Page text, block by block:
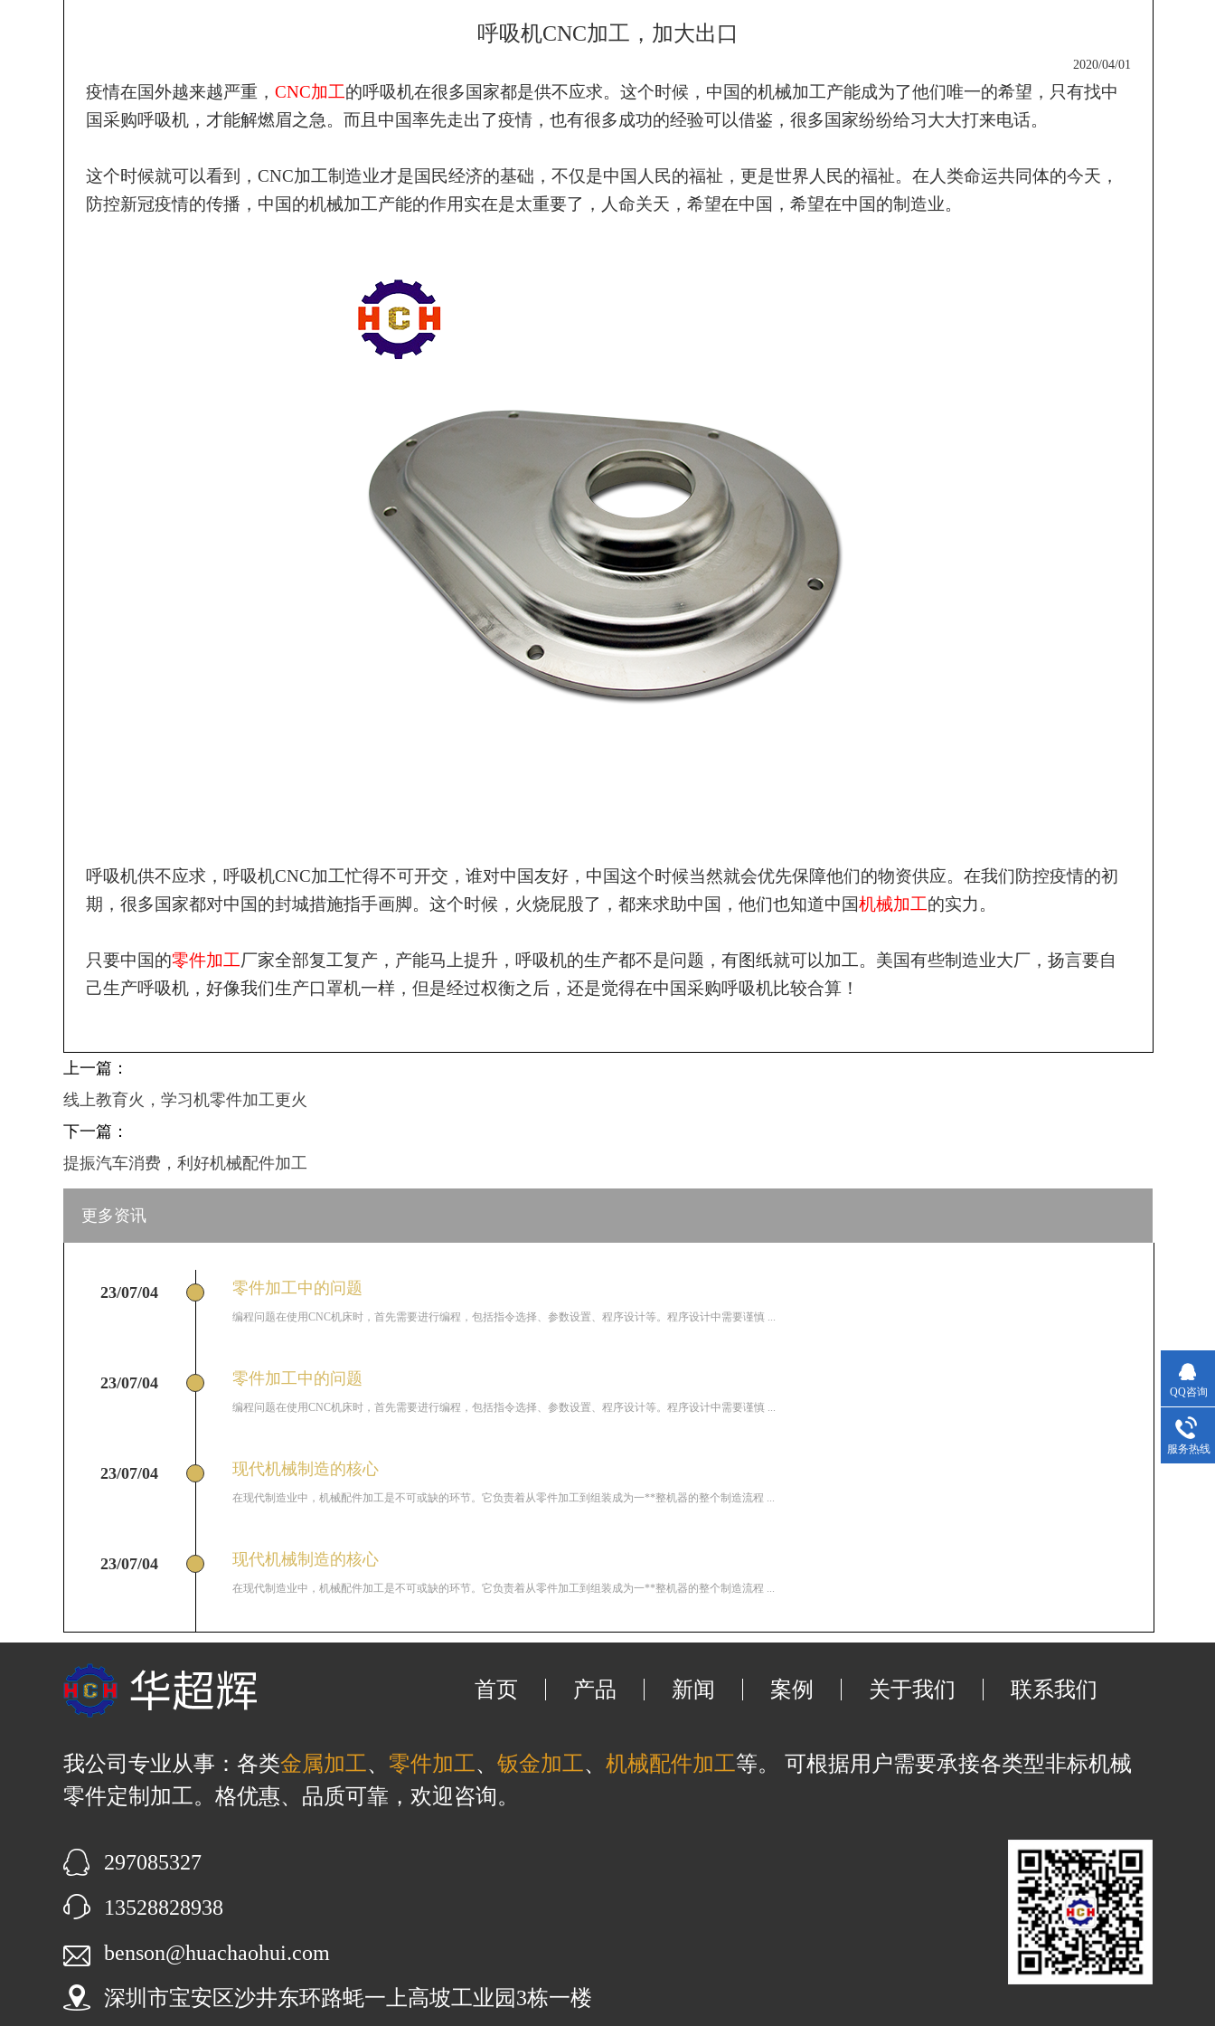
呼吸机CNC加工，加大出口
2020/04/01
疫情在国外越来越严重， CNC加工的呼吸机在很多国家都是供不应求。这个时候，中国的机械加工产能成为了他们唯一的希望，只有找中
国采购呼吸机，才能解燃眉之急。而且中国率先走出了疫情，也有很多成功的经验可以借鉴，很多国家纷纷给习大大打来电话。
这个时候就可以看到， CNC加工制造业才是国民经济的基础，不仅是中国人民的福祉，更是世界人民的福祉。在人类命运共同体的今天，
防控新冠疫情的传播，中国的机械加工产能的作用实在是太重要了，人命关天，希望在中国，希望在中国的制造业。
呼吸机供不应求，呼吸机CNC加工忙得不可开交，谁对中国友好，中国这个时候当然就会优先保障他们的物资供应。在我们防控疫情的初
期，很多国家都对中国的封城措施指手画脚。这个时候，火烧屁股了，都来求助中国，他们也知道中国机械加工的实力。
只要中国的零件加工厂家全部复工复产，产能马上提升，呼吸机的生产都不是问题，有图纸就可以加工。美国有些制造业大厂，扬言要自
己生产呼吸机，好像我们生产口罩机一样，但是经过权衡之后，还是觉得在中国采购呼吸机比较合算！
上一篇：
线上教育火，学习机零件加工更火
下一篇：
提振汽车消费，利好机械配件加工
更多资讯
23/07/04 零件加工中的问题
编程问题在使用CNC机床时，首先需要进行编程，包括指令选择、参数设置、程序设计等。程序设计中需要谨慎 ...
23/07/04 零件加工中的问题
编程问题在使用CNC机床时，首先需要进行编程，包括指令选择、参数设置、程序设计等。程序设计中需要谨慎 ...
23/07/04 现代机械制造的核心
在现代制造业中，机械配件加工是不可或缺的环节。它负责着从零件加工到组装成为一**整机器的整个制造流程 ...
23/07/04 现代机械制造的核心
在现代制造业中，机械配件加工是不可或缺的环节。它负责着从零件加工到组装成为一**整机器的整个制造流程 ...
首页 产品 新闻 案例 关于我们 联系我们
我公司专业从事：各类金属加工、 零件加工、 钣金加工、 机械配件加工等。 可根据用户需要承接各类型非标机械
零件定制加工。格优惠、品质可靠，欢迎咨询。
297085327
13528828938
benson@huachaohui.com
深圳市宝安区沙井东环路蚝一上高坡工业园3栋一楼
QQ咨询
服务热线